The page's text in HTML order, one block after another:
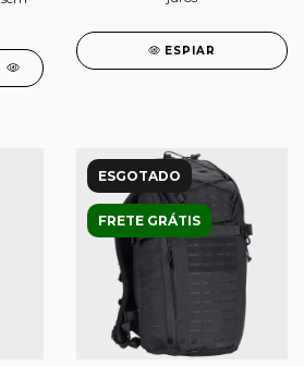
ESPIAR
ESGOTADO
FRETE GRÁTIS